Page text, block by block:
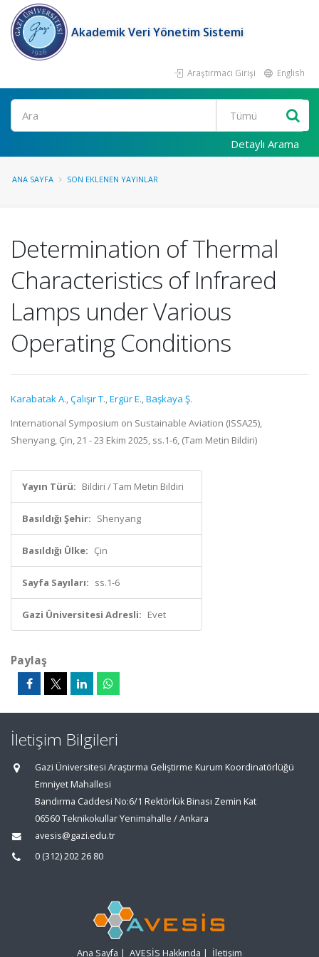
Akademik Veri Yönetim Sistemi
Araştırmacı Girişi English
Ara
Detaylı Arama
ANA SAYFA SON EKLENEN YAYINLAR
Determination of Thermal
Characteristics of Infrared
Lamps under Various
Operating Conditions
Karabatak A.,Çalışır T.,Ergür E.,Başkaya Ş.
International Symposium on Sustainable Aviation (ISSA25),
Shenyang, Çin, 21 - 23 Ekim 2025, ss.1-6, (Tam Metin Bildiri)
Yayın Türü: Bildiri / Tam Metin Bildiri
Basıldığı Şehir: Shenyang
Basıldığı Ülke: Çin
Sayfa Sayıları: ss.1-6
Gazi Üniversitesi Adresli: Evet
Paylaş
İletişim Bilgileri
Gazi Üniversitesi Araştırma Geliştirme Kurum Koordinatörlüğü
Emniyet Mahallesi
Bandırma Caddesi No:6/1 Rektörlük Binası Zemin Kat
06560 Teknikokullar Yenimahalle / Ankara
avesis@gazi.edu.tr
0 (312) 202 26 80
Ana Sayfa | AVESİS Hakkında | İletişim